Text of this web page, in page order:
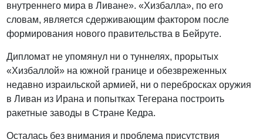
внутреннего мира в Ливане». «Хизбалла», по его
словам, является сдерживающим фактором после
формирования нового правительства в Бейруте.
Дипломат не упомянул ни о туннелях, прорытых
«Хизбаллой» на южной границе и обезвреженных
недавно израильской армией, ни о перебросках оружия
в Ливан из Ирана и попытках Тегерана построить
ракетные заводы в Стране Кедра.
Осталась без внимания и проблема присутствия